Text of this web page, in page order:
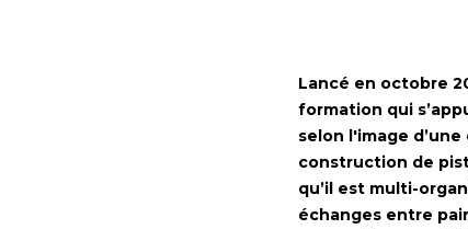
Lancé en octobre
formation qui
selon l'image
construction de
qu’il est multi-
échanges entre